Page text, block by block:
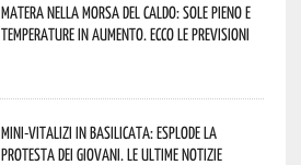
Matera nella morsa del caldo: sole pieno e
temperature in aumento. Ecco le previsioni
Mini-vitalizi in Basilicata: esplode la
protesta dei giovani. Le ultime notizie